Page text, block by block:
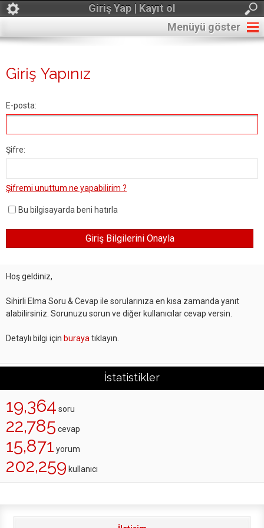
Giriş Yap | Kayıt ol
Menüyü göster
Giriş Yapınız
E-posta:
Şifre:
Şifremi unuttum ne yapabilirim ?
Bu bilgisayarda beni hatırla
Hoş geldiniz,
Sihirli Elma Soru & Cevap ile sorularınıza en kısa zamanda yanıt
alabilirsiniz. Sorunuzu sorun ve diğer kullanıcılar cevap versin.
Detaylı bilgi için buraya tıklayın.
İstatistikler
19,364 soru
22,785 cevap
15,871 yorum
202,259 kullanıcı